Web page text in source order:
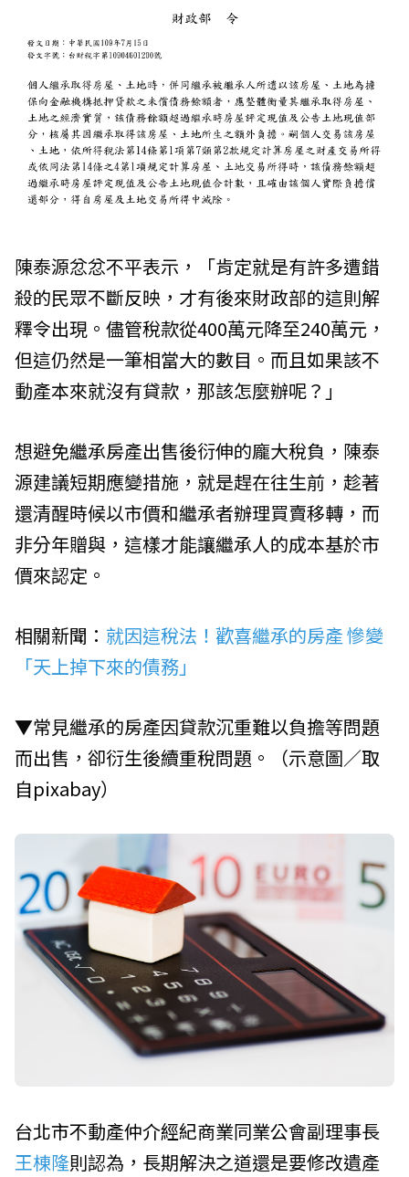
陳泰源忿忿不平表示，「肯定就是有許多遭錯
殺的民眾不斷反映，才有後來財政部的這則解
釋令出現。儘管稅款從400萬元降至240萬元，
但這仍然是一筆相當大的數目。而且如果該不
動產本來就沒有貸款，那該怎麼辦呢？」
想避免繼承房產出售後衍伸的龐大稅負，陳泰
源建議短期應變措施，就是趕在往生前，趁著
還清醒時候以市價和繼承者辦理買賣移轉，而
非分年贈與，這樣才能讓繼承人的成本基於市
價來認定。
相關新聞： 就因這稅法！歡喜繼承的房產 慘變
「天上掉下來的債務」
▼常見繼承的房產因貸款沉重難以負擔等問題
而出售，卻衍生後續重稅問題。（示意圖／取
自pixabay）
台北市不動產仲介經紀商業同業公會副理事長
王棟隆則認為，長期解決之道還是要修改遺產